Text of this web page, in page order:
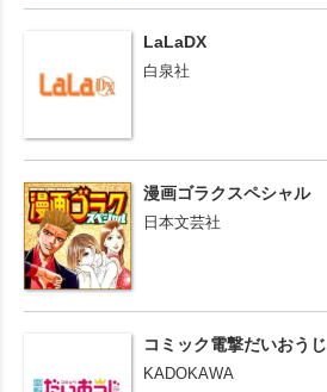
LaLaDX
白泉社
漫画ゴラクスペシャル
日本文芸社
コミック電撃だいおうじ
KADOKAWA